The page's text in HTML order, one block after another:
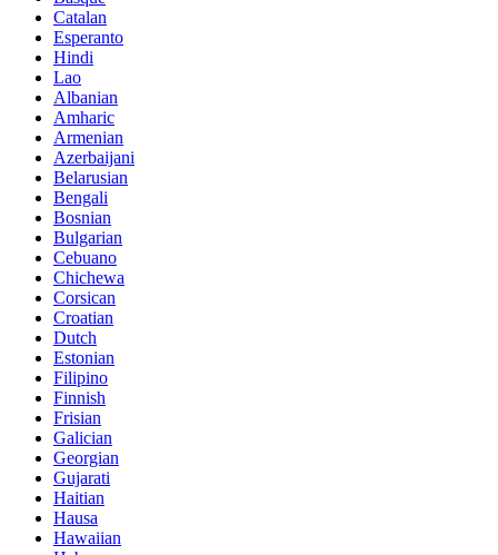
Catalan
Esperanto
Hindi
Lao
Albanian
Amharic
Armenian
Azerbaijani
Belarusian
Bengali
Bosnian
Bulgarian
Cebuano
Chichewa
Corsican
Croatian
Dutch
Estonian
Filipino
Finnish
Frisian
Galician
Georgian
Gujarati
Haitian
Hausa
Hawaiian